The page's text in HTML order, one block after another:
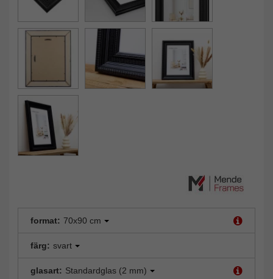
format: 70x90 cm
färg: svart
glasart: Standardglas (2 mm)